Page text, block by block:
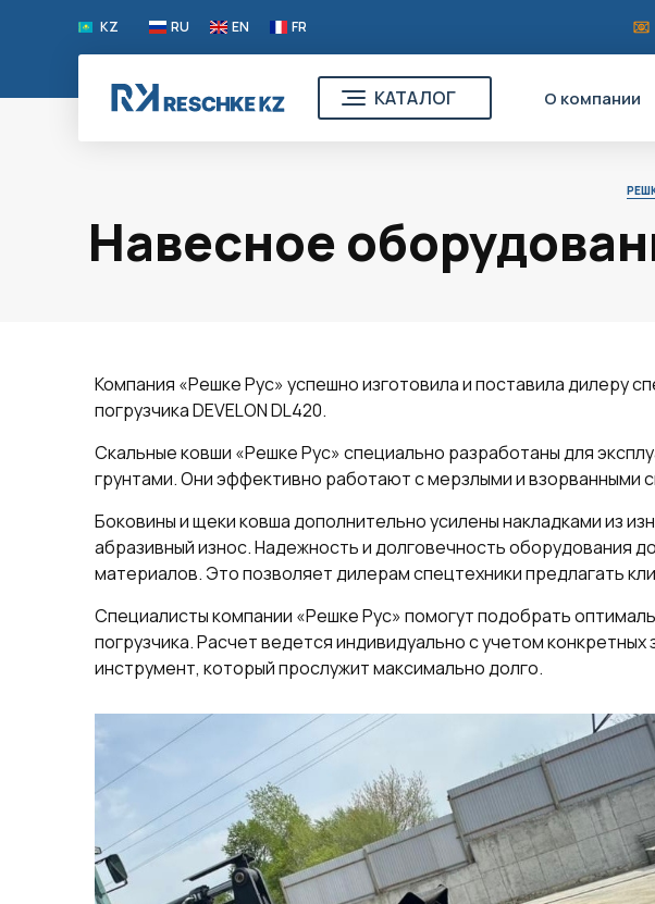
KZ RU EN FR
КАТАЛОГ О компании
Навесное
Компания «Решке Рус» успешно изготовила и поставила дилеру
погрузчика DEVELON DL420.
Скальные ковши «Решке Рус» специально разработаны для
грунтами. Они эффективно работают с мерзлыми и взорванными
Боковины и щеки ковша дополнительно усилены накладками из
абразивный износ. Надежность и долговечность оборудования
материалов. Это позволяет дилерам спецтехники предлагать
Специалисты компании «Решке Рус» помогут подобрать
погрузчика. Расчет ведется индивидуально с учетом
инструмент, который прослужит максимально долго.